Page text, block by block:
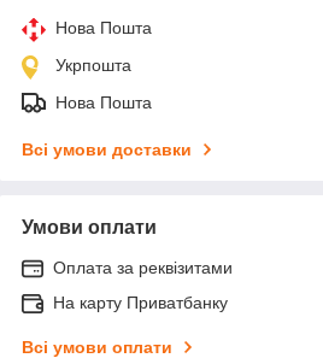
Нова Пошта
Укрпошта
Нова Пошта
Всі умови доставки
Умови оплати
Оплата за реквізитами
На карту Приватбанку
Всі умови оплати